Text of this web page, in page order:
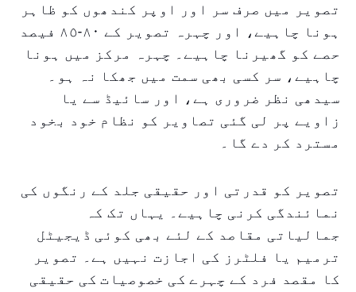
تصویر میں صرف سر اور اوپر کندھوں کو ظاہر
ہونا چاہیے، اور چہرہ تصویر کے ٨٠-٨٥ فیصد
حصے کو گھیرنا چاہیے۔ چہرہ مرکز میں ہونا
چاہیے، سر کسی بھی سمت میں جھکا نہ ہو۔
سیدھی نظر ضروری ہے، اور سائیڈ سے یا
زاویے پر لی گئی تصاویر کو نظام خود بخود
مسترد کر دے گا۔
تصویر کو قدرتی اور حقیقی جلد کے رنگوں کی
نمائندگی کرنی چاہیے۔ یہاں تک کہ
جمالیاتی مقاصد کے لئے بھی کوئی ڈیجیٹل
ترمیم یا فلٹرز کی اجازت نہیں ہے۔ تصویر
کا مقصد فرد کے چہرے کی خصوصیات کی حقیقی